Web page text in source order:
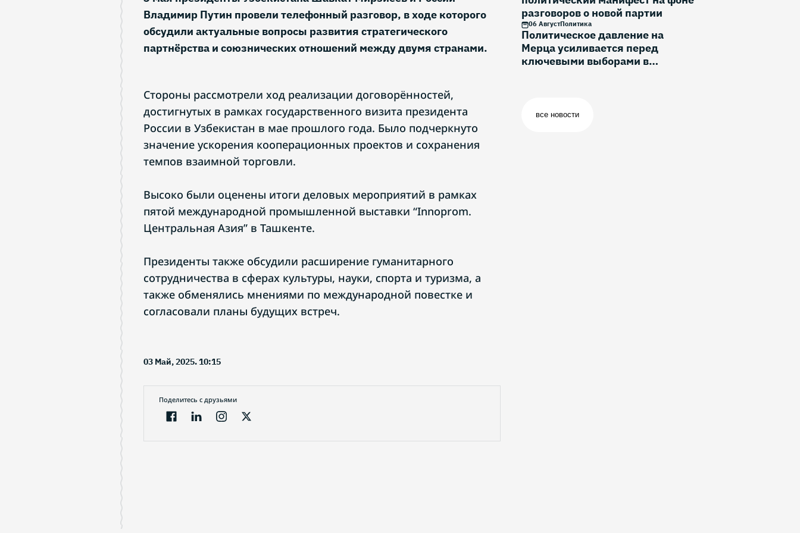
Владимир Путин провели телефонный разговор, в ходе которого
обсудили актуальные вопросы развития стратегического
партнёрства и союзнических отношений между двумя странами.
Стороны рассмотрели ход реализации договорённостей,
достигнутых в рамках государственного визита президента
России в Узбекистан в мае прошлого года. Было подчеркнуто
значение ускорения кооперационных проектов и сохранения
темпов взаимной торговли.
Высоко были оценены итоги деловых мероприятий в рамках
пятой международной промышленной выставки “Innoprom.
Центральная Азия” в Ташкенте.
Президенты также обсудили расширение гуманитарного
сотрудничества в сферах культуры, науки, спорта и туризма, а
также обменялись мнениями по международной повестке и
согласовали планы будущих встреч.
03 Май, 2025. 10:15
Поделитесь с друзьями
разговоров о новой партии
06 АвгустПолитика
Политическое давление на
Мерца усиливается перед
ключевыми выборами в
все новости